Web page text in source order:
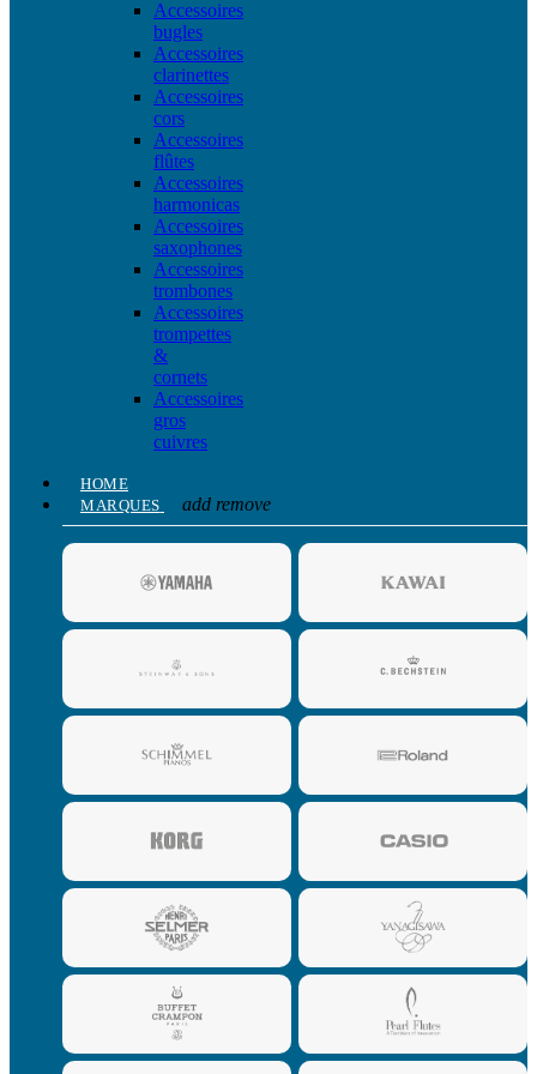
Accessoires
bugles
Accessoires
clarinettes
Accessoires
cors
Accessoires
flûtes
Accessoires
harmonicas
Accessoires
saxophones
Accessoires
trombones
Accessoires
trompettes
&
cornets
Accessoires
gros
cuivres
HOME
MARQUES
add remove